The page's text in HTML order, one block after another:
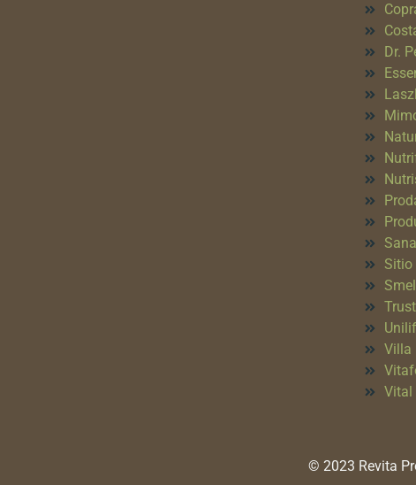
Dr.
Sitio
Villa
Vital
© 2023 Revita